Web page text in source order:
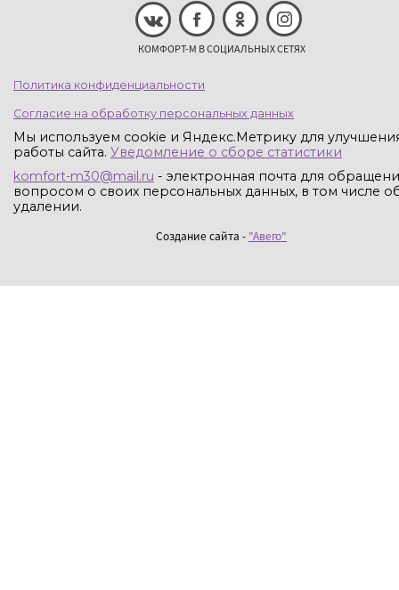
КОМФОРТ-М В СОЦИАЛЬНЫХ СЕТЯХ
Политика конфиденциальности
Согласие на обработку персональных данных
Мы используем cookie и Яндекс.Метрику для
работы сайта. Уведомление о сборе статистики
komfort-m30@mail.ru - электронная почта для
вопросом о своих персональных данных, в том числе
удалении.
Создание сайта - "Авего"